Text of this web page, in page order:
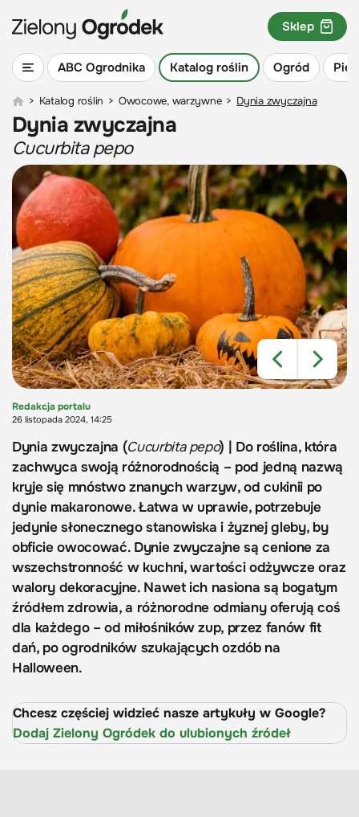
ABC Ogrodnika Katalog roślin Ogród
Sklep
> Katalog roślin > Owocowe, warzywne > Dynia zwyczajna
Dynia zwyczajna
Cucurbita pepo
Redakcja portalu
26 listopada 2024, 14:25
Dynia zwyczajna (Cucurbita pepo) | Do roślina, która
zachwyca swoją różnorodnością – pod jedną nazwą
kryje się mnóstwo znanych warzyw, od cukinii po
dynie makaronowe. Łatwa w uprawie, potrzebuje
jedynie słonecznego stanowiska i żyznej gleby, by
obficie owocować. Dynie zwyczajne są cenione za
wszechstronność w kuchni, wartości odżywcze oraz
walory dekoracyjne. Nawet ich nasiona są bogatym
źródłem zdrowia, a różnorodne odmiany oferują coś
dla każdego – od miłośników zup, przez fanów fit
dań, po ogrodników szukających ozdób na
Halloween.
Chcesz częściej widzieć nasze artykuły w Google?
Dodaj Zielony Ogródek do ulubionych źródeł